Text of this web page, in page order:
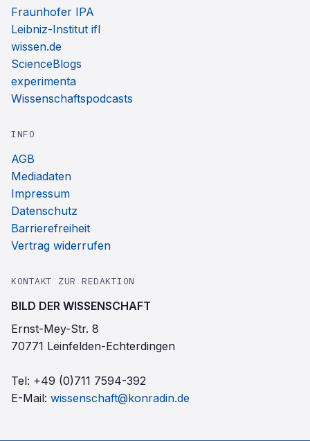
Fraunhofer IPA
Leibniz-Institut ifl
wissen.de
ScienceBlogs
experimenta
Wissenschaftspodcasts
INFO
AGB
Mediadaten
Impressum
Datenschutz
Barrierefreiheit
Vertrag widerrufen
KONTAKT ZUR REDAKTION
BILD DER WISSENSCHAFT
Ernst-Mey-Str. 8
70771 Leinfelden-Echterdingen
Tel: +49 (0)711 7594-392
E-Mail: wissenschaft@konradin.de